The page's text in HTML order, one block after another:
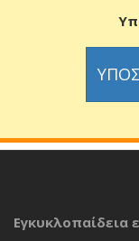
Εγκυκλοπαίδεια